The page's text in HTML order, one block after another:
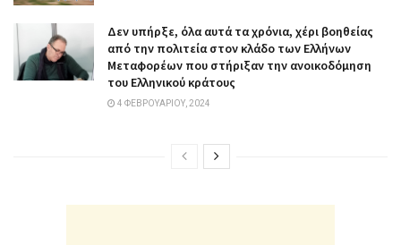
Δεν υπήρξε, όλα αυτά τα χρόνια, χέρι βοηθείας
από την πολιτεία στον κλάδο των Ελλήνων
Μεταφορέων που στήριξαν την ανοικοδόμηση
του Ελληνικού κράτους
4 ΦΕΒΡΟΥΑΡΊΟΥ, 2024